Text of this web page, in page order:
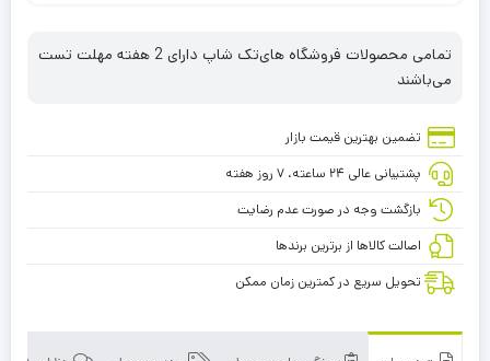
تمامی محصولات فروشگاه های‌تک شاپ دارای 2 هفته مهلت تست
می‌باشند
تضمین بهترین قیمت بازار
پشتیبانی عالی ۲۴ ساعته، ۷ روز هفته
بازگشت وجه در صورت عدم رضایت
اصالت کالاها از برترین برندها
تحویل سریع در کمترین زمان ممکن